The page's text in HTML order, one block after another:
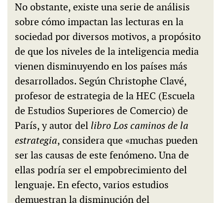
No obstante, existe una serie de análisis
sobre cómo impactan las lecturas en la
sociedad por diversos motivos, a propósito
de que los niveles de la inteligencia media
vienen disminuyendo en los países más
desarrollados. Según Christophe Clavé,
profesor de estrategia de la HEC (Escuela
de Estudios Superiores de Comercio) de
París, y autor del libro Los caminos de la
estrategia, considera que «muchas pueden
ser las causas de este fenómeno. Una de
ellas podría ser el empobrecimiento del
lenguaje. En efecto, varios estudios
demuestran la disminución del